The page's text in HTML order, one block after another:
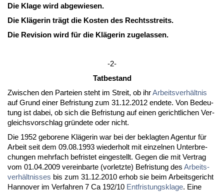
Die Kla­ge wird ab­ge­wie­sen.
Die Kläge­rin trägt die Kos­ten des Rechts­streits.
Die Re­vi­si­on wird für die Kläge­rin zu­ge­las­sen.
-2-
Tat­be­stand
Zwi­schen den Par­tei­en steht im Streit, ob ihrAr­beits­verhält­nis
auf Grund ei­ner Be­fris­tung zum 31.12.2012 en­de­te. Von Be­deu­
tung ist da­bei, ob sich die Be­fris­tung auf ei­nen ge­richt­li­chen Ver­
gleichs­vor­schlag gründe­te oder nicht.
Die 1952 ge­bo­re­ne Kläge­rin war bei der be­klag­ten Agen­tur für
Ar­beit seit dem 09.08.1993 wie­der­holt mit ein­zel­nen Un­ter­bre­
chun­gen mehr­fach be­fris­tet ein­ge­stellt. Ge­gen die mit Ver­trag
vom 01.04.2009 ver­ein­bar­te (vor­letz­te) Be­fris­tung des Ar­beits­
verhält­nis­ses bis zum 31.12.2010 er­hob sie beim Ar­beits­ge­richt
Han­no­ver im Ver­fah­ren 7 Ca 192/10 Ent­fris­tungs­kla­ge. Ei­ne